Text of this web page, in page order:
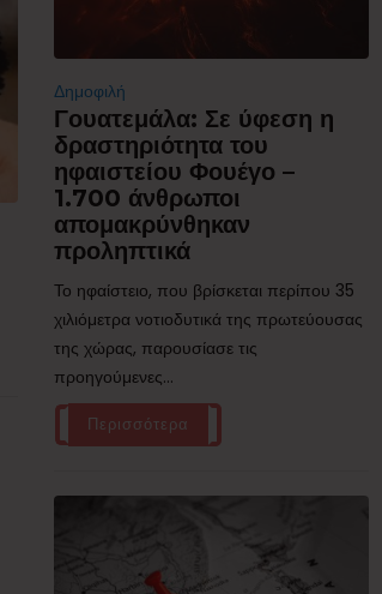
Δημοφιλή
Γουατεμάλα: Σε ύφεση η
δραστηριότητα του
ηφαιστείου Φουέγο –
1.700 άνθρωποι
απομακρύνθηκαν
προληπτικά
Το ηφαίστειο, που βρίσκεται περίπου 35
χιλιόμετρα νοτιοδυτικά της πρωτεύουσας
της χώρας, παρουσίασε τις
προηγούμενες...
Περισσότερα